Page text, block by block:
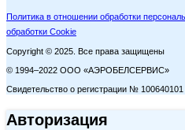
Политика в отношении обработки
обработки Cookie
Copyright © 2025. Все права защищены
© 1994–2022 ООО «АЭРОБЕЛСЕРВИС»
Свидетельство о регистрации №
Авторизация